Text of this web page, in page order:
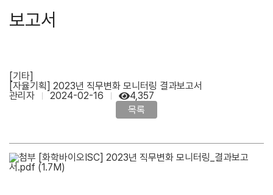
보고서
[기타]
[자율기획] 2023년 직무변화 모니터링 결과보고서
관리자
2024-02-16
4,357
목록
[화학바이오ISC] 2023년 직무변화 모니터링_결과보고
서.pdf (1.7M)